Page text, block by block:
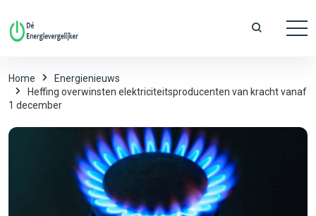
Home
Energienieuws
Heffing overwinsten elektriciteitsproducenten van kracht vanaf
1 december